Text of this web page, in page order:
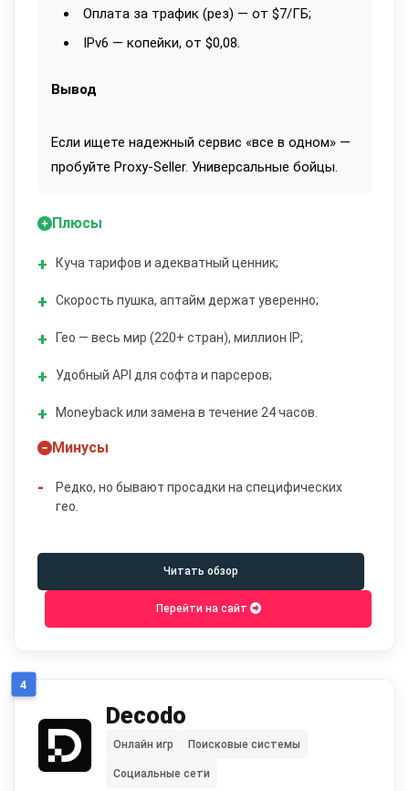
Оплата за трафик (рез) — от $7/ГБ;
IPv6 — копейки, от $0,08.
Вывод
Если ищете надежный сервис «все в одном» —
пробуйте Proxy-Seller. Универсальные бойцы.
Плюсы
Куча тарифов и адекватный ценник;
Скорость пушка, аптайм держат уверенно;
Гео — весь мир (220+ стран), миллион IP;
Удобный API для софта и парсеров;
Moneyback или замена в течение 24 часов.
Минусы
Редко, но бывают просадки на специфических
гео.
Читать обзор
Перейти на сайт
4
Decodo
Онлайн игр Поисковые системы
Социальные сети